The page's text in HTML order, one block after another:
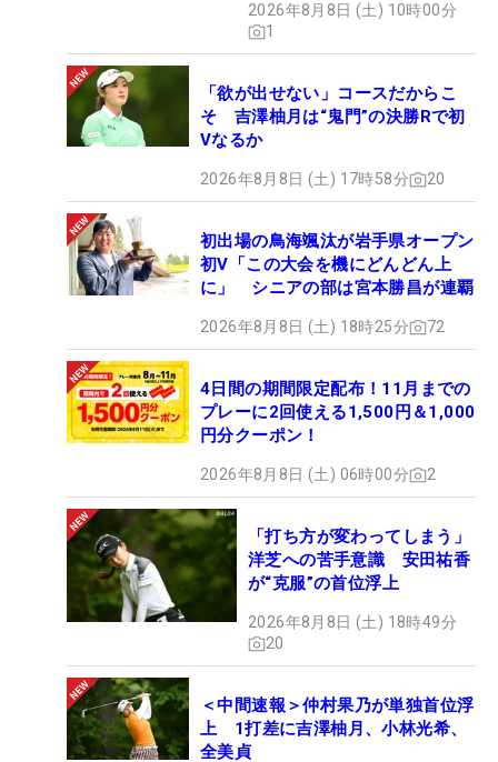
2026年8月8日 (土) 10時00分
1
「欲が出せない」コースだからこ
そ 吉澤柚月は“鬼門”の決勝Rで初
Vなるか
2026年8月8日 (土) 17時58分 20
初出場の鳥海颯汰が岩手県オープン
初V「この大会を機にどんどん上
に」 シニアの部は宮本勝昌が連覇
2026年8月8日 (土) 18時25分 72
4日間の期間限定配布！11月までの
プレーに2回使える1,500円＆1,000
円分クーポン！
2026年8月8日 (土) 06時00分 2
「打ち方が変わってしまう」
洋芝への苦手意識 安田祐香
が“克服”の首位浮上
2026年8月8日 (土) 18時49分
20
＜中間速報＞仲村果乃が単独首位浮
上 1打差に吉澤柚月、小林光希、
全美貞